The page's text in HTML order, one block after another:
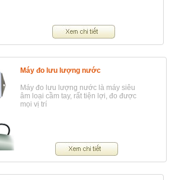
Máy đo lưu lượng nước
Máy đo lưu lượng nước là máy siêu
âm loại cầm tay, rất tiện lợi, đo được
mọi vị trí